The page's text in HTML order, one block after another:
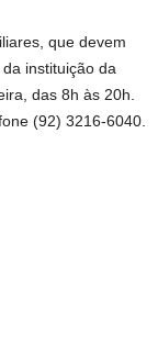
que devem
instituição da
das 8h às 20h.
(92) 3216-6040.